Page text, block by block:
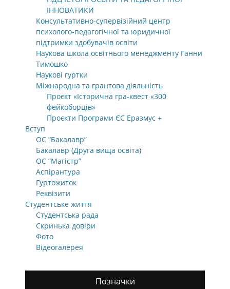
ІННОВАТИКИ
Консультативно-супервізійний центр
психолого-педагогічної та юридичної
підтримки здобувачів освіти
Наукова школа освітнього менеджменту Ганни
Тимошко
Наукові гуртки
Міжнародна та грантова діяльність
Проєкт «Історична гра-квест «300
фейкоборців»
Проєкти Програми ЄС Еразмус +
Вступ
ОС “Бакалавр”
Бакалавр (Друга вища освіта)
ОС “Магістр”
Аспірантура
Гуртожиток
Реквізити
Студентське життя
Студентська рада
Скринька довіри
Фото
Відеогалерея
Позначки